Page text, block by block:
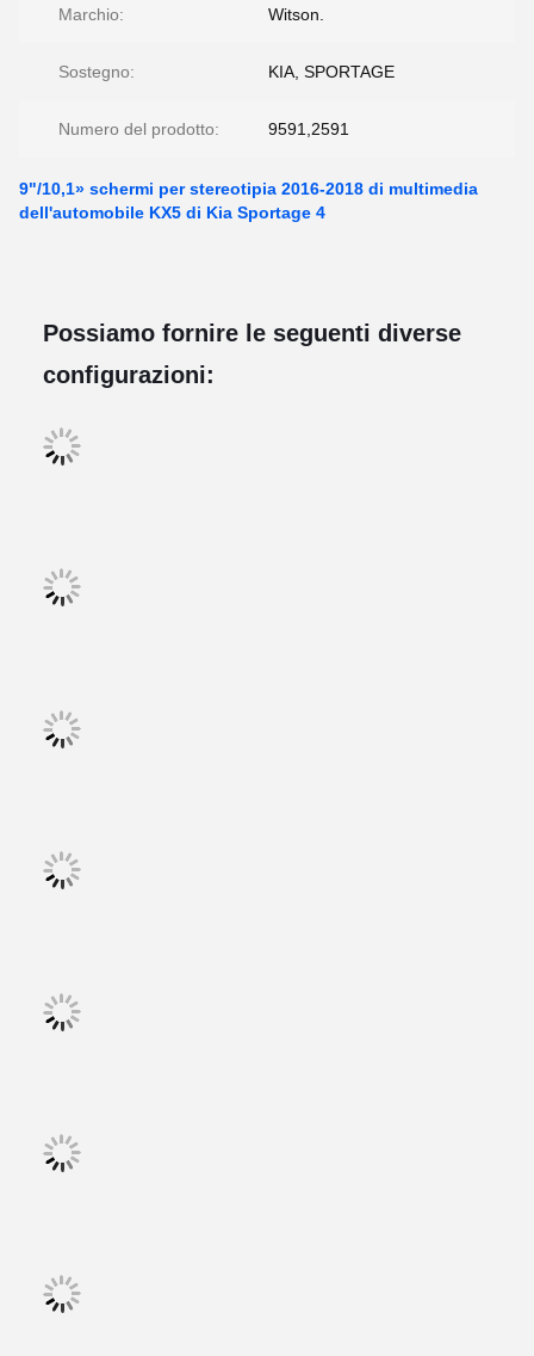
Marchio: Witson.
Sostegno: KIA, SPORTAGE
Numero del prodotto: 9591,2591
9"/10,1» schermi per stereotipia 2016-2018 di multimedia
dell'automobile KX5 di Kia Sportage 4
Possiamo fornire le seguenti diverse
configurazioni: